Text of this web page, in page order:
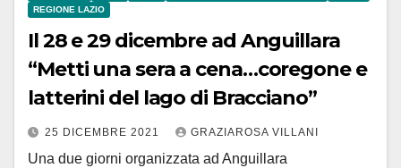
REGIONE LAZIO
Il 28 e 29 dicembre ad Anguillara
“Metti una sera a cena…coregone e
latterini del lago di Bracciano”
25 DICEMBRE 2021 GRAZIAROSA VILLANI
Una due giorni organizzata ad Anguillara